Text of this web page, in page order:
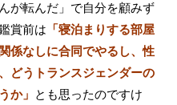
が転んだ」で自分を顧みず
賞前は 「寝泊まりする部屋
係なしに合同でやるし、性
どうトランスジェンダーの
か」 とも思ったのですけ